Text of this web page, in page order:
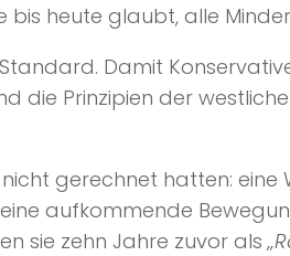
heute glaubt, alle
Damit
die Prinzipien der
gerechnet hatten: eine
aufkommende
sie zehn Jahre zuvor als